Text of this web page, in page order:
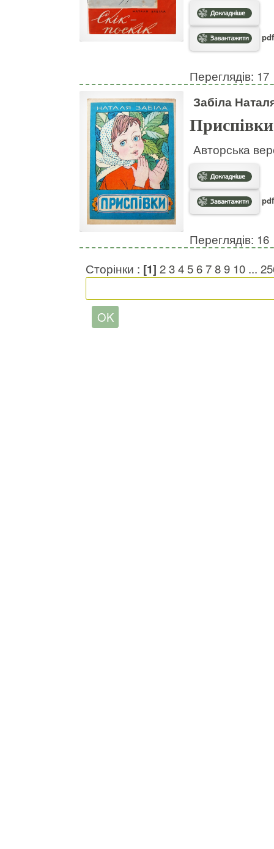
Переглядів: 17
Забіла
Приспівки
Авторська
Переглядів: 16
Сторінки : [1] 23456789 10 ...